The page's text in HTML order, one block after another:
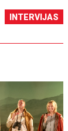
INTERVIJAS